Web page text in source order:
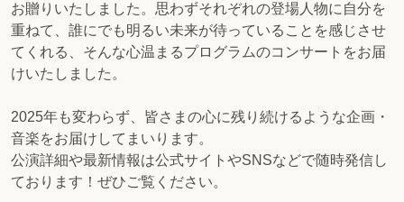
お贈りいたしました。思わずそれぞれの登場人物に自分を
重ねて、誰にでも明るい未来が待っていることを感じさせ
てくれる、そんな心温まるプログラムのコンサートをお届
けいたしました。
2025年も変わらず、皆さまの心に残り続けるような企画・
音楽をお届けしてまいります。
公演詳細や最新情報は公式サイトやSNSなどで随時発信し
ております！ぜひご覧ください。